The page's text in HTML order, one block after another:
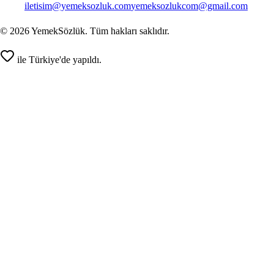
iletisim@yemeksozluk.comyemeksozlukcom@gmail.com
© 2026YemekSözlük. Tüm hakları saklıdır.
ile Türkiye'de yapıldı.